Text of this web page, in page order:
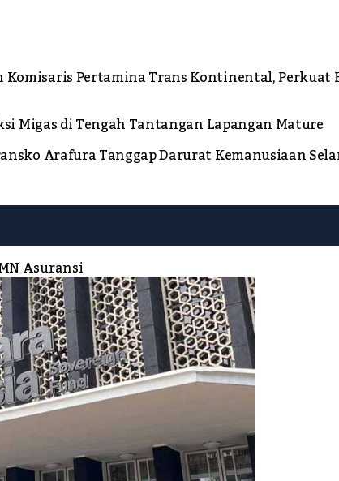
Pertamina Trans Kontinental,
Migas di Tengah Tantangan Lapangan Mature
Arafura Tanggap Darurat Kemanusiaan
Asuransi